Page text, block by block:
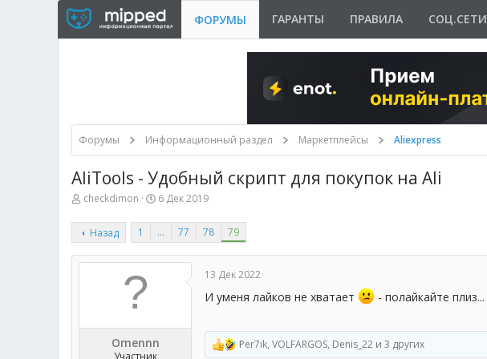
ФОРУМЫ ГАРАНТЫ ПРАВИЛА СОЦ.СЕТИ
Форумы Информационный раздел Маркетплейсы Aliexpress
AliTools - Удобный скрипт для покупок на Ali
А
т
о
т
checkdimon
Д
т
а
а
6 Дек 2019
Назад 1 … 77 78 79
Omennn
Участник
13 Дек 2022
И уменя лайков не хватает - полайкайте плиз...
Р
Per7ik, VOLFARGOS, Denis_22 и 3 других